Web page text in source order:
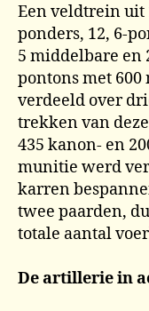
Een veldtrein uit
ponders, 12, 6-
5 middelbare en
pontons met
verdeeld over
trekken van
435 kanon- en
munitie werd
karren
twee paarden,
totale aantal
De artillerie in